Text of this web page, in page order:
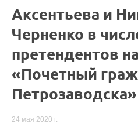
Аксентьева и
Черненко в
претендентов
«Почетный
24 мая 2020 г.